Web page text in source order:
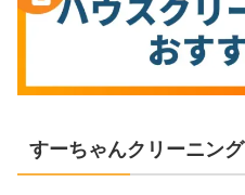
すーちゃんクリーニング